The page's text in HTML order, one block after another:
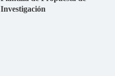
Investigación